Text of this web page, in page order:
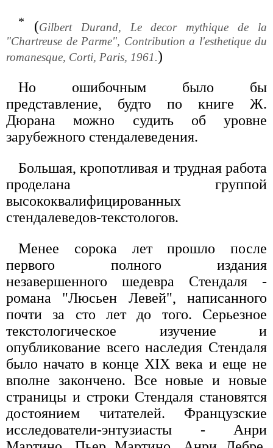
* (Gilbert Durand, Le decor mythique de la
"Chartreuse de Parme", Contribution a l'esthetique du
romanesque, Corti, Paris, 1961.)
Но ошибочным было бы
представление, будто по книге Ж.
Дюрана можно судить об уровне
зарубежного стендалеведения.
Большая, кропотливая и трудная работа
проделана группой
высококвалифицированных
стендалеведов-текстологов.
Менее сорока лет прошло после
первого полного издания
незавершенного шедевра Стендаля -
романа "Люсьен Левей", написанного
почти за сто лет до того. Серьезное
текстологическое изучение и
опубликование всего наследия Стендаля
было начато в конце XIX века и еще не
вполне закончено. Все новые и новые
страницы и строки Стендаля становятся
достоянием читателей. Французские
исследователи-энтузиасты - Анри